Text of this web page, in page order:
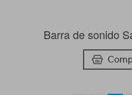
Barra de sonido